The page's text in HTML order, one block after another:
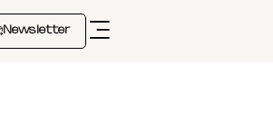
Newsletter